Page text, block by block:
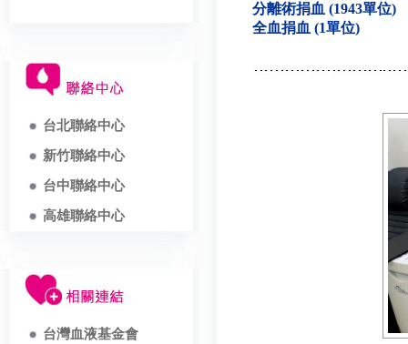
台北聯絡中心
新竹聯絡中心
台中聯絡中心
高雄聯絡中心
台灣血液基金會
分離術捐血 (1943單位)
全血捐血 (1單位)